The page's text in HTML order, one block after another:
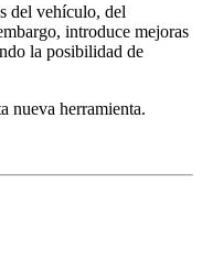
del vehículo, del
introduce mejoras
la posibilidad de
nueva herramienta.